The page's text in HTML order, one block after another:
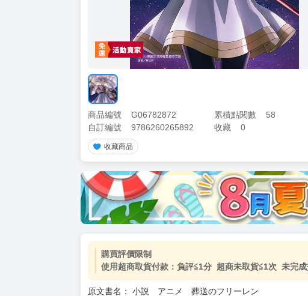
商品編號 G06782872 累積點閱數
58
自訂編號
9786260265892 收藏 0
收藏商品
加價購 ( 共
(加購品) 買動漫★《$15元-加固紙箱包